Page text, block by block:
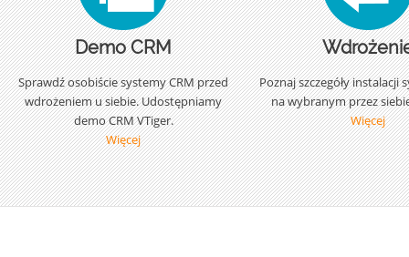
Demo CRM
Sprawdź osobiście systemy CRM przed
wdrożeniem u siebie. Udostępniamy
demo CRM VTiger.
Więcej
Poznaj szczegóły instalacji
na wybranym przez
Więcej